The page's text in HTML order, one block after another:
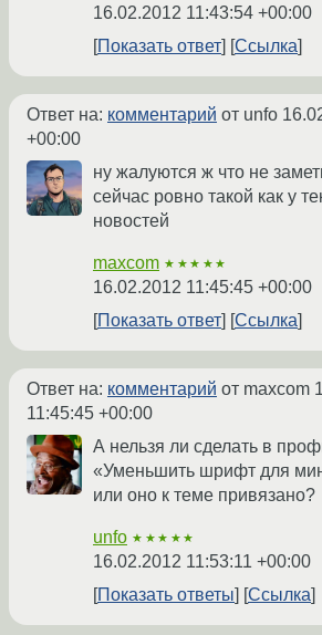
16.02.2012 11:43:54 +00:00
Показать ответ
Ссылка
Ответ на: комментарий от unfo
+00:00
ну жалуются ж что не
сейчас ровно такой как у
новостей
maxcom ★★★★★
16.02.2012 11:45:45 +00:00
Показать ответ
Ссылка
Ответ на: комментарий от maxcom
11:45:45 +00:00
А нельзя ли сделать в
«Уменьшить шрифт для
или оно к теме привязано?
unfo ★★★★★
16.02.2012 11:53:11 +00:00
Показать ответы
Ссылка